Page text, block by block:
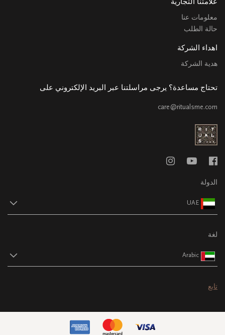
معلومات عنا
حالة الطلب
اهداء الشركة
هدية الشركة
تحتاج مساعدة؟ يرجى مراسلتنا عبر البريد الإلكتروني على
care@ritualsme.com
الدولة
UAE
لغة
Arabic
تابع